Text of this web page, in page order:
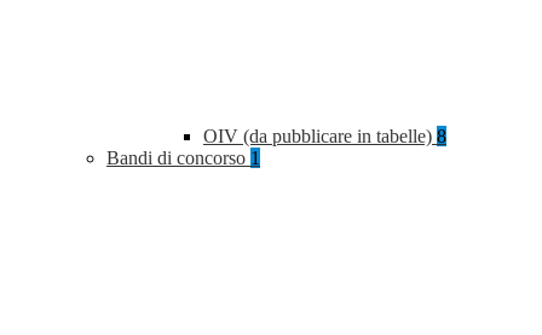
OIV (da pubblicare in tabelle) 8
Bandi di concorso 1